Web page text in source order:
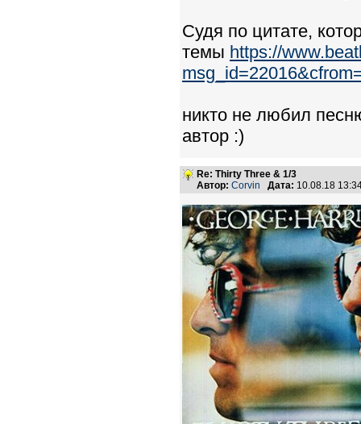
Судя по цитате,
темы https://
никто не любил
автор :)
Re: Thirty Three & 1/3
Автор: Corvin Дата: 10.08.18